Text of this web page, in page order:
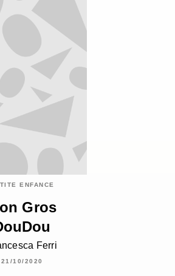
ENFANCE
Gros
Ferri
21/10/2020